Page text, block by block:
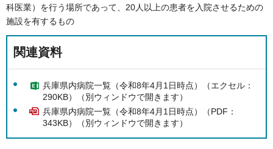
科医業）を行う場所であって、20人以上の患者を入院させるための
施設を有するもの
関連資料
兵庫県内病院一覧（令和8年4月1日時点）（エクセル：
290KB）（別ウィンドウで開きます）
兵庫県内病院一覧（令和8年4月1日時点）（PDF：
343KB）（別ウィンドウで開きます）